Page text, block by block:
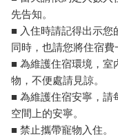
先告知。
■ 入住時請記得出示您
同時，也請您將住宿費
■ 為維護住宿環境，室
物，不便處請見諒。
■ 為維護住宿安寧，請
空間上的安寧。
■ 禁止攜帶寵物入住。